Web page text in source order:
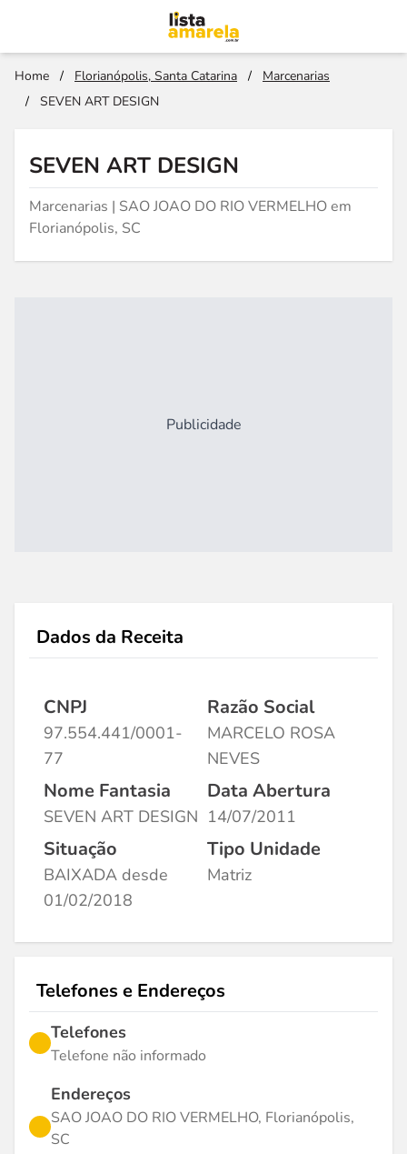
Home / Florianópolis, Santa Catarina /
Marcenarias
/
SEVEN ART DESIGN
SEVEN ART DESIGN
Marcenarias | SAO JOAO DO RIO VERMELHO em
Florianópolis, SC
Publicidade
Dados da Receita
CNPJ
97.554.441/0001-
77
Razão Social
MARCELO ROSA
NEVES
Nome Fantasia
SEVEN ART DESIGN
Data Abertura
14/07/2011
Situação
BAIXADA desde
01/02/2018
Tipo Unidade
Matriz
Telefones e Endereços
Telefones
Telefone não informado
Endereços
SAO JOAO DO RIO VERMELHO, Florianópolis,
SC